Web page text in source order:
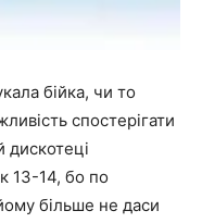
бійка, чи то
спостерігати
дискотеці
13-14, бо по
більше не даси